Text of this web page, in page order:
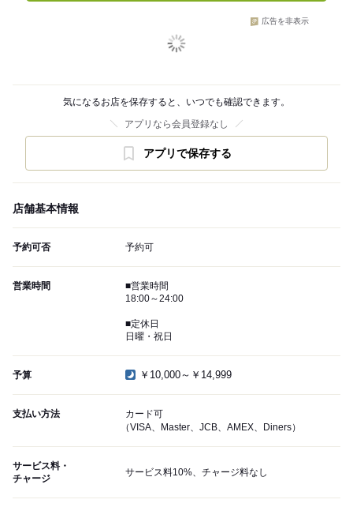
広告を非表示
気になるお店を保存すると、いつでも確認できます。
アプリなら会員登録なし
アプリで保存する
店舗基本情報
予約可否 予約可
営業時間
■営業時間
18:00～24:00
■定休日
日曜・祝日
予算 ￥10,000～￥14,999
支払い方法
カード可
（VISA、Master、JCB、AMEX、Diners）
サービス料・
チャージ
サービス料10%、チャージ料なし